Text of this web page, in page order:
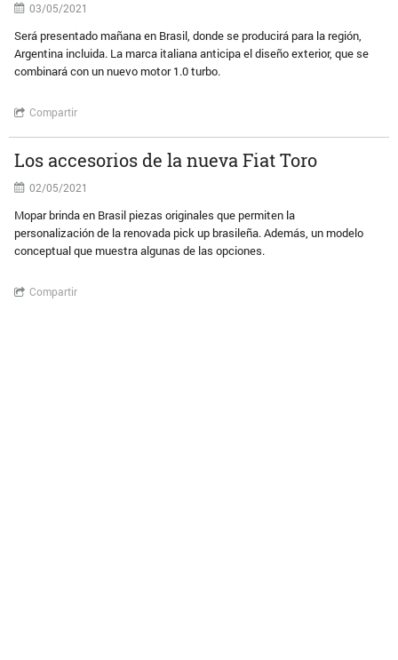
03/05/2021
Será presentado mañana en Brasil, donde se producirá para la región,
Argentina incluida. La marca italiana anticipa el diseño exterior, que se
combinará con un nuevo motor 1.0 turbo.
Compartir
Los accesorios de la nueva Fiat Toro
02/05/2021
Mopar brinda en Brasil piezas originales que permiten la
personalización de la renovada pick up brasileña. Además, un modelo
conceptual que muestra algunas de las opciones.
Compartir